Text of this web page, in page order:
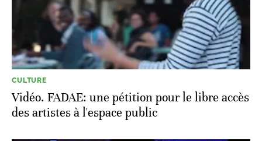
CULTURE
Vidéo. FADAE: une pétition pour le libre accès
des artistes à l'espace public